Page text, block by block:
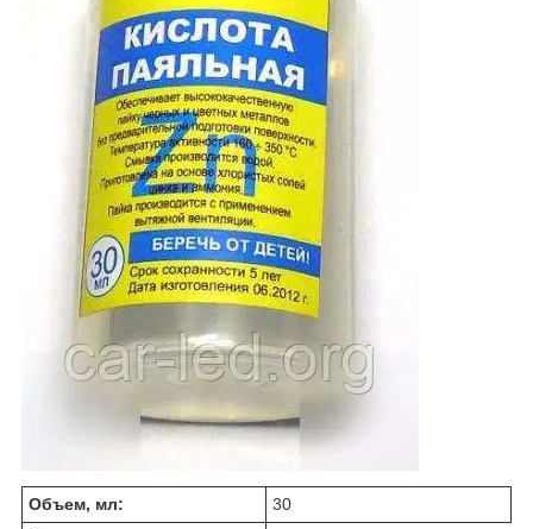
Объем, мл:
30